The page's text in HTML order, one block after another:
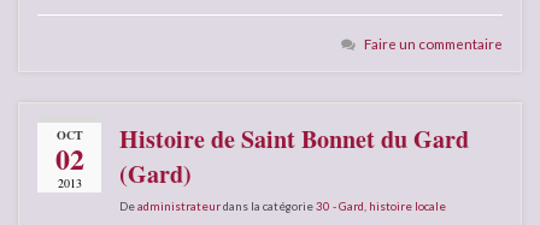
Faire un commentaire
OCT
02
2013
Histoire de Saint Bonnet du Gard
(Gard)
Deadministrateurdans la catégorie30 - Gard histoire locale